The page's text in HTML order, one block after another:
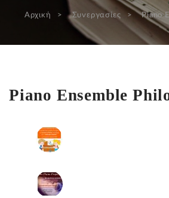
Αρχική Συνεργασίες Piano
Piano Ensemble